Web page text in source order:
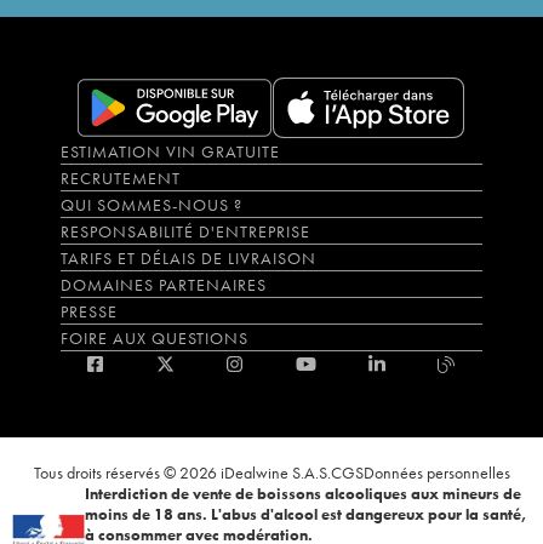
ESTIMATION VIN GRATUITE
RECRUTEMENT
QUI SOMMES-NOUS ?
RESPONSABILITÉ D'ENTREPRISE
TARIFS ET DÉLAIS DE LIVRAISON
DOMAINES PARTENAIRES
PRESSE
FOIRE AUX QUESTIONS
Tous droits réservés © 2026 iDealwine S.A.S.CGSDonnées personnelles
Interdiction de vente de boissons alcooliques aux mineurs de
moins de 18 ans. L'abus d'alcool est dangereux pour la santé,
à consommer avec modération.